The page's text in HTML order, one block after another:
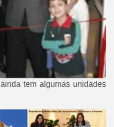
tem algumas unidades